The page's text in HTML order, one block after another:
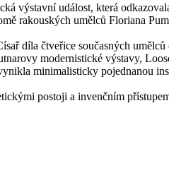
výstavní událost, která
rakouských umělců Floriana
díla čtveřice současných
modernistické výstavy,
minimalisticky pojednanou
postoji a invenčním